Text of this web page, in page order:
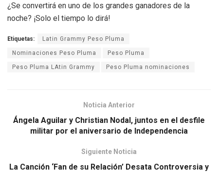
¿Se convertirá en uno de los grandes ganadores de la
noche? ¡Solo el tiempo lo dirá!
Etiquetas: Latin Grammy Peso Pluma
Nominaciones Peso Pluma Peso Pluma
Peso Pluma LAtin Grammy Peso Pluma nominaciones
Noticia Anterior
Ángela Aguilar y Christian Nodal, juntos en el desfile
militar por el aniversario de Independencia
Siguiente Noticia
La Canción ‘Fan de su Relación’ Desata Controversia y